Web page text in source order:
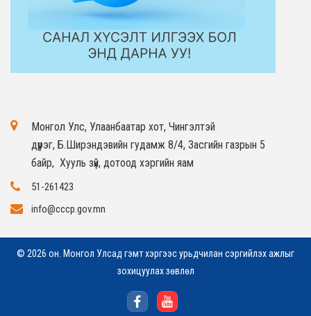
Монгол Улс, Улаанбаатар хот, Чингэлтэй
дүүрэг, Б.Ширэндэвийн гудамж 8/4, Засгийн газрын 5
байр, Хууль зүй, дотоод хэргийн яам
51-261423
info@cccp.gov.mn
© 2026 он. Монгол Улсад гэмт хэргээс урьдчилан сэргийлэх ажлыг
зохицуулах зөвлөл